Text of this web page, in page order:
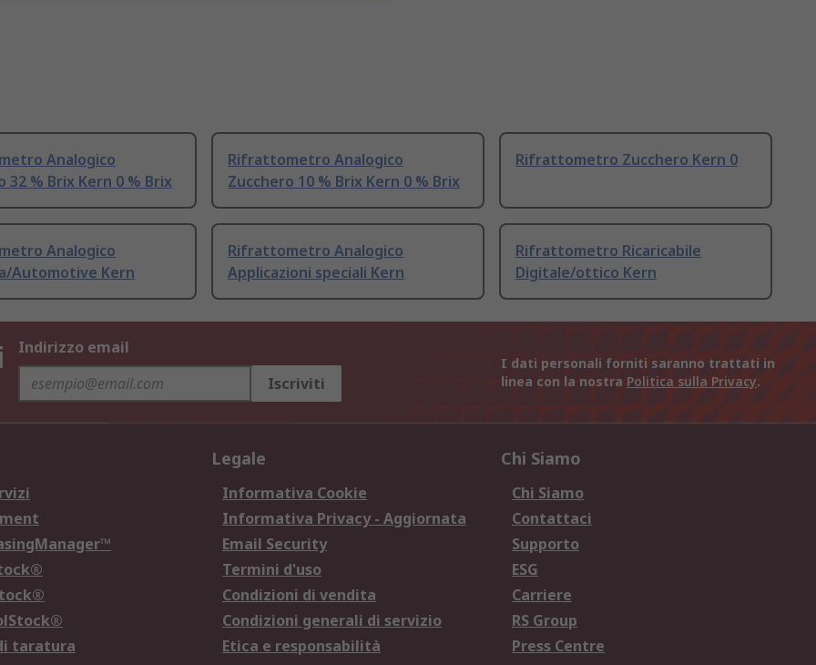
Analogico
32 % Brix Kern 0 % Brix
Rifrattometro Analogico
Zucchero 10 % Brix Kern 0 % Brix
Rifrattometro Zucchero Kern 0
Analogico
Automotive Kern
Rifrattometro Analogico
Applicazioni speciali Kern
Rifrattometro Ricaricabile
Digitale/ottico Kern
Indirizzo email
Iscriviti
I dati personali forniti saranno trattati in
linea con la nostra Politica sulla Privacy.
taratura
Legale
Informativa Cookie
Informativa Privacy - Aggiornata
Email Security
Termini d'uso
Condizioni di vendita
Condizioni generali di servizio
Etica e responsabilità
Chi Siamo
Chi Siamo
Contattaci
Supporto
ESG
Carriere
RS Group
Press Centre